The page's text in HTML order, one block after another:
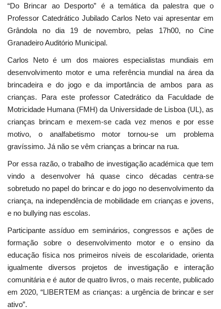
“Do Brincar ao Desporto” é a temática da palestra que o
Professor Catedrático Jubilado Carlos Neto vai apresentar em
Grândola no dia 19 de novembro, pelas 17h00, no Cine
Granadeiro Auditório Municipal.
Carlos Neto é um dos maiores especialistas mundiais em
desenvolvimento motor e uma referência mundial na área da
brincadeira e do jogo e da importância de ambos para as
crianças. Para este professor Catedrático da Faculdade de
Motricidade Humana (FMH) da Universidade de Lisboa (UL), as
crianças brincam e mexem-se cada vez menos e por esse
motivo, o analfabetismo motor tornou-se um problema
gravíssimo. Já não se vêm crianças a brincar na rua.
Por essa razão, o trabalho de investigação académica que tem
vindo a desenvolver há quase cinco décadas centra-se
sobretudo no papel do brincar e do jogo no desenvolvimento da
criança, na independência de mobilidade em crianças e jovens,
e no bullying nas escolas.
Participante assíduo em seminários, congressos e ações de
formação sobre o desenvolvimento motor e o ensino da
educação física nos primeiros níveis de escolaridade, orienta
igualmente diversos projetos de investigação e interação
comunitária e é autor de quatro livros, o mais recente, publicado
em 2020, “LIBERTEM as crianças: a urgência de brincar e ser
ativo”.